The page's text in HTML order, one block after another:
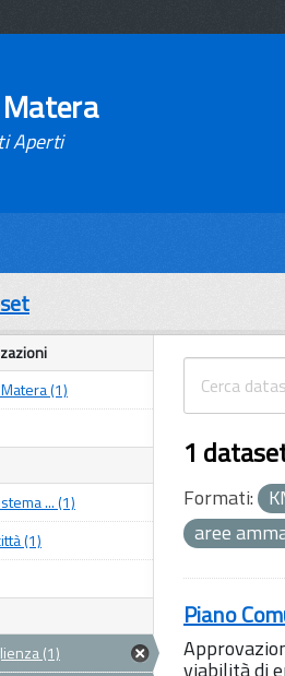
Aperti
1
Formati:
aree
Piano
viabilità di
(1)
... (1)
(1)
(1)